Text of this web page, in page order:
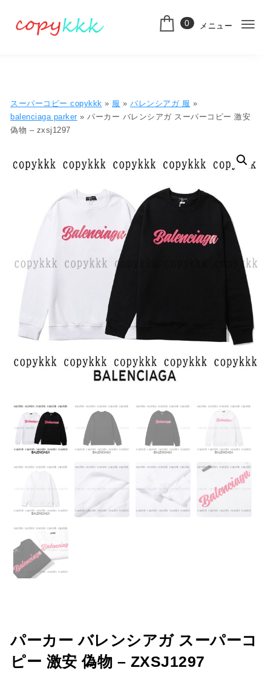
0 メニュー
ナ
シ
ン
スーパーコピー copykkk » 服 »バレンシアガ 服 »
balenciaga parker » パーカー バレンシアガ スーパーコピー 激安
偽物 – zxsj1297
パーカー バレンシアガ スーパーコ
ピー 激安 偽物 – ZXSJ1297